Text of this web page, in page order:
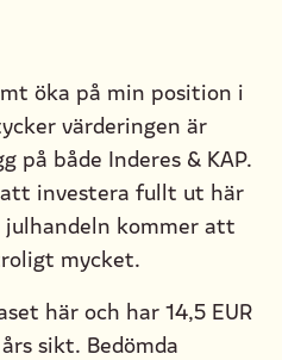
öka på min position i
värderingen är
på både Inderes & KAP.
investera fullt ut här
kommer att
mycket.
här och har 14,5 EUR
sikt. Bedömda